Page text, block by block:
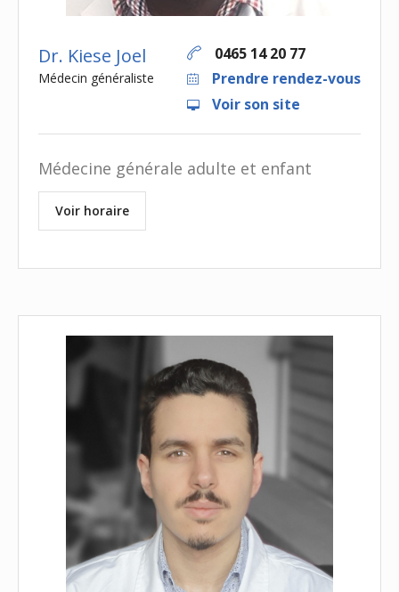
Dr. Kiese Joel
Médecin généraliste
0465 14 20 77
Prendre rendez-vous
Voir son site
Médecine générale adulte et enfant
Voir horaire